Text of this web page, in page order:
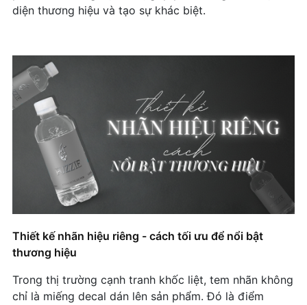
diện thương hiệu và tạo sự khác biệt.
Thiết kế nhãn hiệu riêng - cách tối ưu để nổi bật
thương hiệu
Trong thị trường cạnh tranh khốc liệt, tem nhãn không
chỉ là miếng decal dán lên sản phẩm. Đó là điểm